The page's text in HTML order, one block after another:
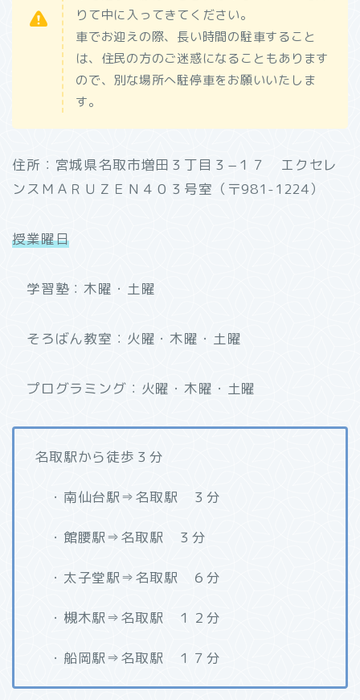
りて中に入ってきてください。
車でお迎えの際、長い時間の駐車すること
は、住民の方のご迷惑になることもあります
ので、別な場所へ駐停車をお願いいたしま
す。
住所：宮城県名取市増田３丁目３−１７ エクセレ
ンスＭＡＲＵＺＥＮ４０３号室（〒981-1224）
授業曜日
学習塾：木曜・土曜
そろばん教室：火曜・木曜・土曜
プログラミング：火曜・木曜・土曜
名取駅から徒歩３分
・南仙台駅⇒名取駅 ３分
・館腰駅⇒名取駅 ３分
・太子堂駅⇒名取駅 ６分
・槻木駅⇒名取駅 １２分
・船岡駅⇒名取駅 １７分